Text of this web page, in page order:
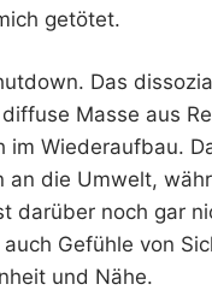
getötet.
Das
Masse aus
im Wiederaufbau.
an die Umwelt,
darüber noch gar
Gefühle von
und Nähe.